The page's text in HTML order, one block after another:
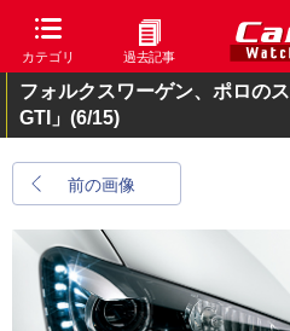
カテゴリ 過去記事
フォルクスワーゲン、ポロの
GTI」 (6/15)
前の画像